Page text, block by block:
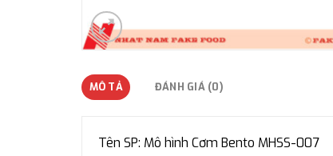
MÔ TẢ ĐÁNH GIÁ (0)
Tên SP: Mô hình Cơm Bento MHSS-007